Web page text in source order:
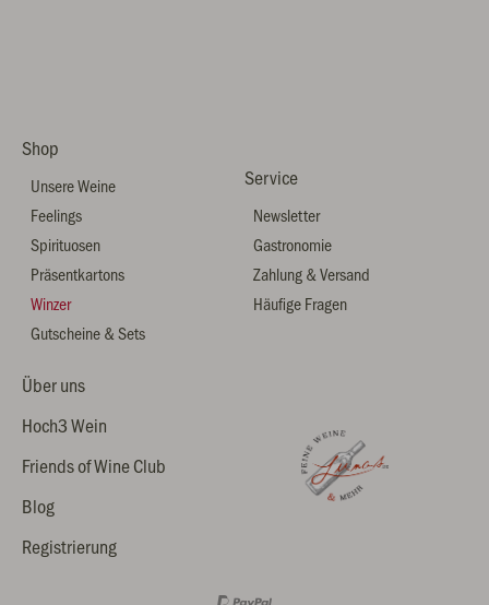
Shop
Unsere Weine
Feelings
Spirituosen
Präsentkartons
Winzer
Gutscheine & Sets
Service
Newsletter
Gastronomie
Zahlung & Versand
Häufige Fragen
Über uns
Hoch3 Wein
Friends of Wine Club
Blog
Registrierung